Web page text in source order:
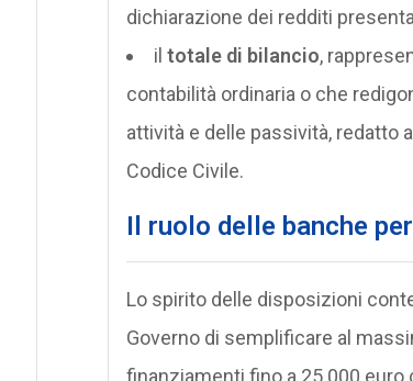
dichiarazione dei redditi
il totale di bilancio,
contabilità ordinaria o che
attività e delle passività, redatto
Codice Civile.
Il ruolo delle banche
Lo spirito delle disposizioni
Governo di semplificare al
finanziamenti fino a 25.000 euro